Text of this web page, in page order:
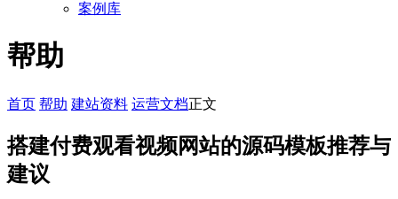
案例库
帮助
首页 帮助 建站资料 运营文档正文
搭建付费观看视频网站的源码模板推荐与
建议